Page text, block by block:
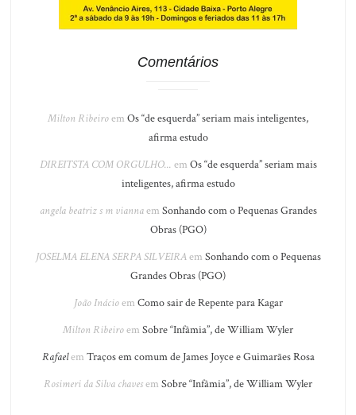
Comentários
Milton Ribeiroem Os “de esquerda” seriam mais inteligentes,
afirma estudo
DIREITSTA COM ORGULHO... em Os “de esquerda” seriam mais
inteligentes, afirma estudo
angela beatriz s m viannaem Sonhando com o Pequenas Grandes
Obras (PGO)
JOSELMA ELENA SERPA SILVEIRAem Sonhando com o Pequenas
Grandes Obras (PGO)
João Inácioem Como sair de Repente para Kagar
Milton Ribeiroem Sobre “Infâmia”, de William Wyler
Rafaelem Traços em comum de James Joyce e Guimarães Rosa
Rosimeri da Silva chavesem Sobre “Infâmia”, de William Wyler